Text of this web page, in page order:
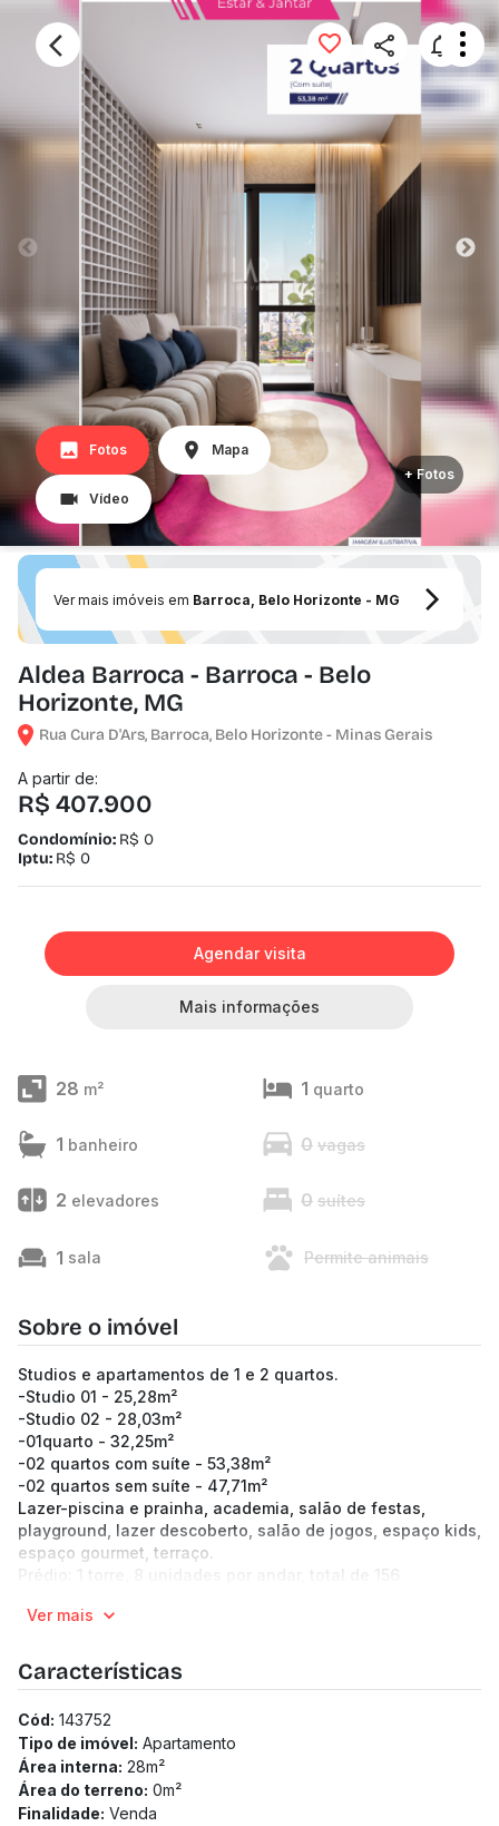
Fotos Mapa
Vídeo
+ Fotos
Ver mais imóveis em Barroca, Belo Horizonte - MG
Aldea Barroca - Barroca - Belo
Horizonte, MG
Rua Cura D'Ars, Barroca, Belo Horizonte - Minas Gerais
A partir de:
R$ 407.900
Condomínio: R$ 0
Iptu: R$ 0
Agendar visita
Mais informações
28 m² 1 quarto
1 banheiro 0 vagas
2 elevadores 0 suítes
1 sala Permite animais
Sobre o imóvel
Studios e apartamentos de 1 e 2 quartos.
-Studio 01 - 25,28m²
-Studio 02 - 28,03m²
-01quarto - 32,25m²
-02 quartos com suíte - 53,38m²
-02 quartos sem suíte - 47,71m²
Lazer-piscina e prainha, academia, salão de festas,
playground, lazer descoberto, salão de jogos, espaço kids,
espaço gourmet, terraço.
Prédio: 1 torre, 8 unidades por andar, total de 156
eclusa, bicicletário, lavanderia, mini mercado.
Ver mais
Características
Cód: 143752
Tipo de imóvel: Apartamento
Área interna: 28m²
Área do terreno: 0m²
Finalidade: Venda